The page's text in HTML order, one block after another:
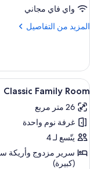
واي فاي مجاني
المزيد من التفاصيل
المزيد
غرفة
سوبريور
ثلاثية
استعراض
جميع
صور
Classic
Family
Room
8
Classic Family Room
26 متر مربع
غرفة نوم واحدة
يتّسع لـ 4
سرير مزدوج‫‬ وأريكة
(كبيرة)